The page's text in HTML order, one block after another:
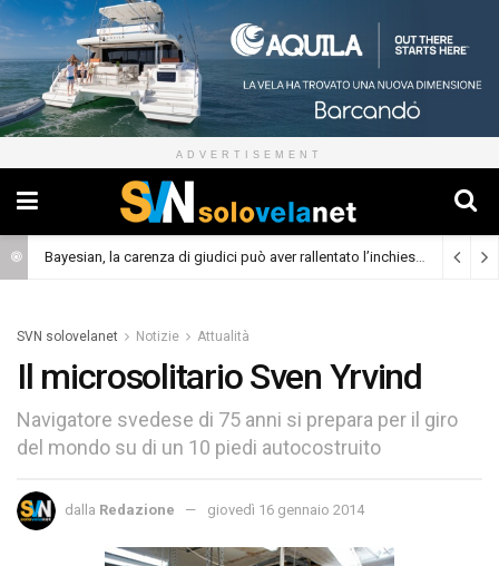
ADVERTISEMENT
Bayesian, la carenza di giudici può aver rallentato l’inchiesta (Cronaca)
SVN solovelanet Notizie Attualità
Il microsolitario Sven Yrvind
Navigatore svedese di 75 anni si prepara per il giro
del mondo su di un 10 piedi autocostruito
dalla Redazione giovedì 16 gennaio 2014